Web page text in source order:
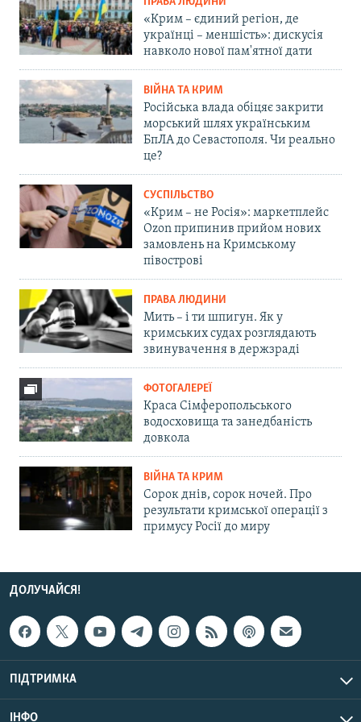
«Крим – єдиний регіон, де
українці – меншість»: дискусія
навколо нової пам'ятної дати
ВІЙНА ТА КРИМ
Російська влада обіцяє закрити
морський шлях українським
БпЛА до Севастополя. Чи реально
це?
СУСПІЛЬСТВО
«Крим – не Росія»: маркетплейс
Ozon припинив прийом нових
замовлень на Кримському
півострові
ПРАВА ЛЮДИНИ
Мить – і ти шпигун. Як у
кримських судах розглядають
звинувачення в держзраді
ФОТОГАЛЕРЕЇ
Краса Сімферопольського
водосховища та занедбаність
довкола
ВІЙНА ТА КРИМ
Сорок днів, сорок ночей. Про
результати кримської операції з
примусу Росії до миру
ДОЛУЧАЙСЯ!
ПІДТРИМКА
ІНФО